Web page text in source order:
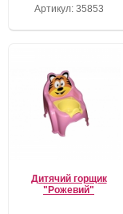
Артикул: 35853
Дитячий горщик
"Рожевий"